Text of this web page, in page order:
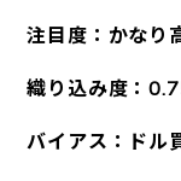
注目度：かなり
織り込み度：
バイアス：ドル